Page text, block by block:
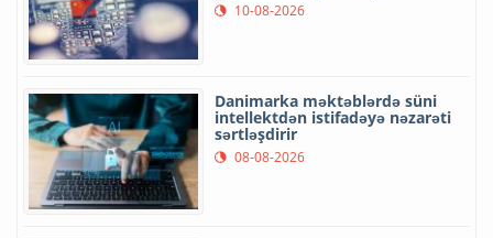
10-08-2026
Danimarka məktəblərdə süni
intellektdən istifadəyə nəzarəti
sərtləşdirir
08-08-2026